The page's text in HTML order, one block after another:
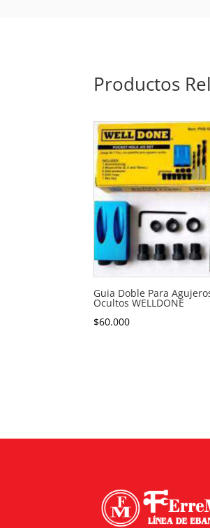
Productos
Guia Doble Para
Ocultos WELLDONE
$60.000